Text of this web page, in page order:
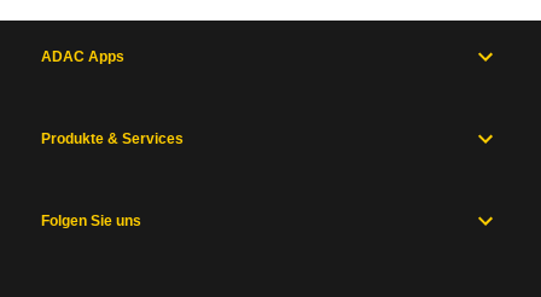
ADAC Apps
Produkte & Services
Folgen Sie uns